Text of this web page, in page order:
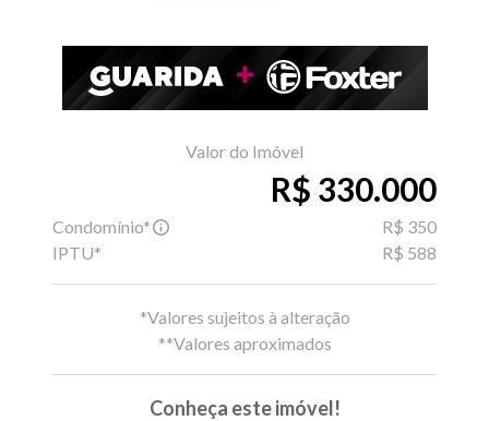
Valor do Imóvel
R$ 330.000
Condomínio*
R$ 350
IPTU*
R$ 588
*Valores sujeitos à alteração
**Valores aproximados
Conheça este imóvel!